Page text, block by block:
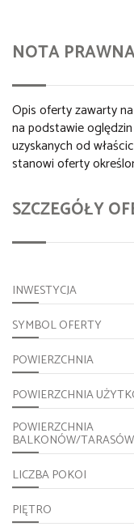
NOTA
Opis oferty zawarty
na podstawie
uzyskanych od
stanowi oferty
SZCZEGÓŁY
INWESTYCJA
SYMBOL OFERTY
POWIERZCHNIA
POWIERZCHNIA
POWIERZCHNIA
BALKONÓW/TARASÓW
LICZBA POKOI
PIĘTRO